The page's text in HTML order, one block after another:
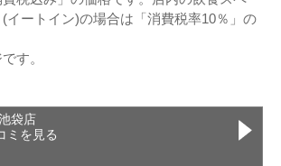
イートイン)の場合は「消費税率10％」の
す。
袋店
ミを見る